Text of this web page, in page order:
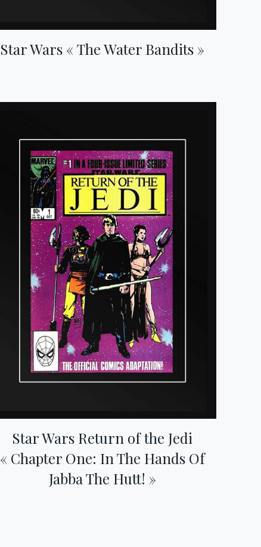
Star Wars « The Water Bandits »
Star Wars Return of the Jedi
« Chapter One: In The Hands Of
Jabba The Hutt! »